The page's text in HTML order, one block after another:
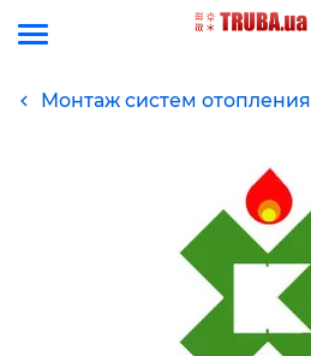
Монтаж систем отопления